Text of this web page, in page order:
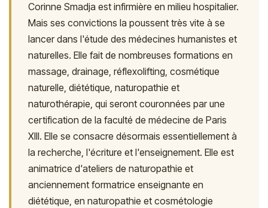
Corinne Smadja est infirmière en milieu hospitalier.
Mais ses convictions la poussent très vite à se
lancer dans l'étude des médecines humanistes et
naturelles. Elle fait de nombreuses formations en
massage, drainage, réflexolifting, cosmétique
naturelle, diététique, naturopathie et
naturothérapie, qui seront couronnées par une
certification de la faculté de médecine de Paris
XIII. Elle se consacre désormais essentiellement à
la recherche, l'écriture et l'enseignement. Elle est
animatrice d'ateliers de naturopathie et
anciennement formatrice enseignante en
diététique, en naturopathie et cosmétologie